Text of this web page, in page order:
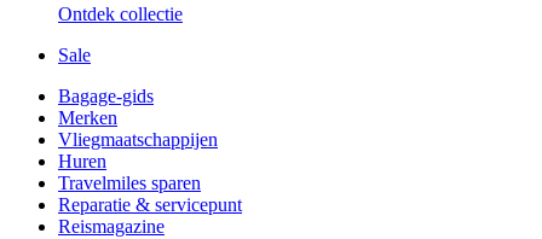
Ontdek collectie
Sale
Bagage-gids
Merken
Vliegmaatschappijen
Huren
Travelmiles sparen
Reparatie & servicepunt
Reismagazine